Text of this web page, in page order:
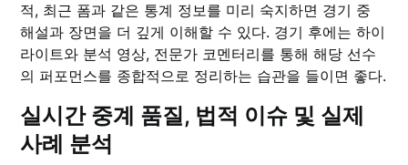
적, 최근 폼과 같은 통계 정보를 미리 숙지하면 경기 중
해설과 장면을 더 깊게 이해할 수 있다. 경기 후에는 하이
라이트와 분석 영상, 전문가 코멘터리를 통해 해당 선수
의 퍼포먼스를 종합적으로 정리하는 습관을 들이면 좋다.
실시간 중계 품질, 법적 이슈 및 실제
사례 분석